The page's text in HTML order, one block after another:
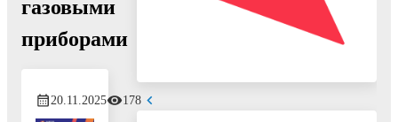
газовыми
приборами
20.11.2025 178